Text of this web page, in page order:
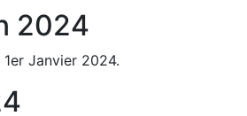
2024
Janvier 2024.